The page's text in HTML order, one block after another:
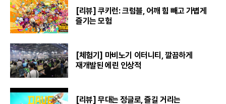
[리뷰] 쿠키런: 크럼블, 어깨 힘 빼고 가볍게
즐기는 모험
[체험기] 마비노기 이터니티, 깔끔하게
재개발된 에린 인상적
[리뷰] 무대는 정글로, 즐길 거리는